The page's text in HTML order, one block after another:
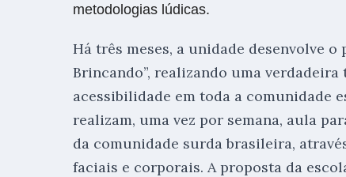
metodologias lúdicas.
Há três meses, a unidade desenvolve
Brincando”, realizando uma
acessibilidade em toda a comunidade
realizam, uma vez por semana, aula
da comunidade surda brasileira,
faciais e corporais. A proposta da